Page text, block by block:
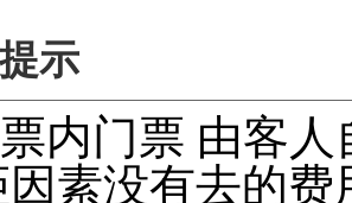
示
内门票 由客
素没有去的费